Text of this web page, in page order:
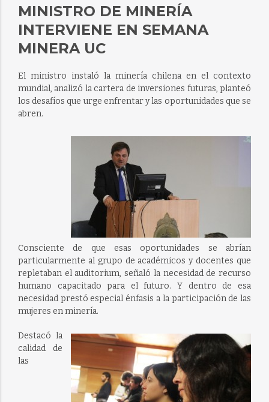
MINISTRO DE MINERÍA
INTERVIENE EN SEMANA
MINERA UC
El ministro instaló la minería chilena en el contexto
mundial, analizó la cartera de inversiones futuras, planteó
los desafíos que urge enfrentar y las oportunidades que se
abren.
Consciente de que esas oportunidades se abrían
particularmente al grupo de académicos y docentes que
repletaban el auditorium, señaló la necesidad de recurso
humano capacitado para el futuro. Y dentro de esa
necesidad prestó especial énfasis a la participación de las
mujeres en minería.
Destacó la
calidad de
las